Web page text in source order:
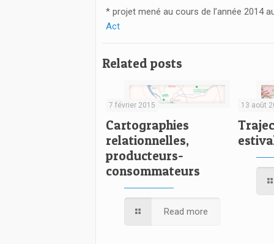
* projet mené au cours de l’année 2014
Act
Related posts
7 février 2015
Cartographies
relationnelles,
producteurs-
consommateurs
Read more
13 août